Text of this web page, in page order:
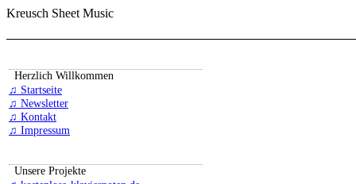
Kreusch Sheet Music
Herzlich Willkommen
♫ Startseite
♫ Newsletter
♫ Kontakt
♫ Impressum
Unsere Projekte